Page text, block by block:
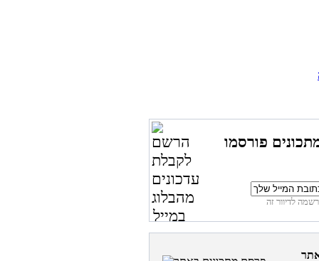
פורסמו